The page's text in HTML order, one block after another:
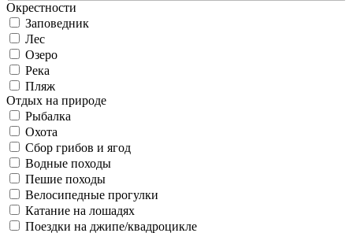
Окрестности
Заповедник
Лес
Озеро
Река
Пляж
Отдых на природе
Рыбалка
Охота
Сбор грибов и ягод
Водные походы
Пешие походы
Велосипедные прогулки
Катание на лошадях
Поездки на джипе/квадроцикле